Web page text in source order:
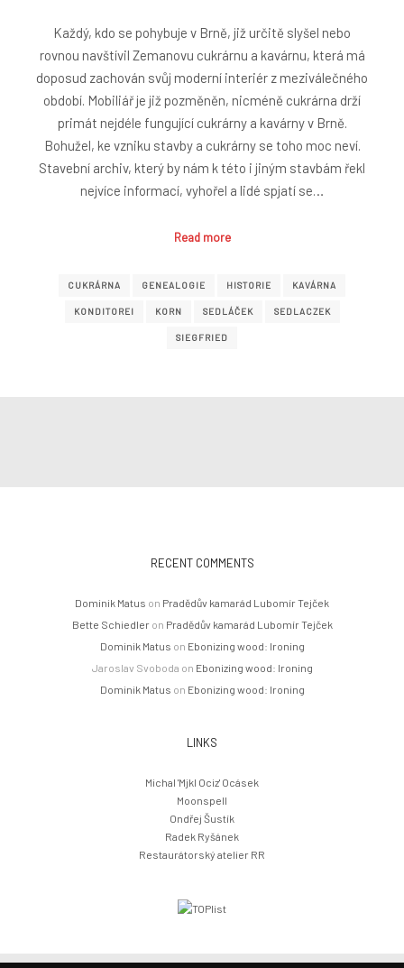
Každý, kdo se pohybuje v Brně, již určitě slyšel nebo
rovnou navštívil Zemanovu cukrárnu a kavárnu, která má
doposud zachován svůj moderní interiér z meziválečného
období. Mobiliář je již pozměněn, nicméně cukrárna drží
primát nejdéle fungující cukrárny a kavárny v Brně.
Bohužel, ke vzniku stavby a cukrárny se toho moc neví.
Stavební archiv, který by nám k této i jiným stavbám řekl
nejvíce informací, vyhořel a lidé spjatí se…
Read more
CUKRÁRNA GENEALOGIE HISTORIE KAVÁRNA
KONDITOREI KORN SEDLÁČEK SEDLACZEK
SIEGFRIED
RECENT COMMENTS
Dominik Matus on Pradědův kamarád Lubomír Tejček
Bette Schiedleron Pradědův kamarád Lubomír Tejček
Dominik Matus on Ebonizing wood: Ironing
Jaroslav Svoboda on Ebonizing wood: Ironing
Dominik Matus on Ebonizing wood: Ironing
LINKS
Michal 'Mjkl Ociz' Ocásek
Moonspell
Ondřej Šustík
Radek Ryšánek
Restaurátorský atelier RR